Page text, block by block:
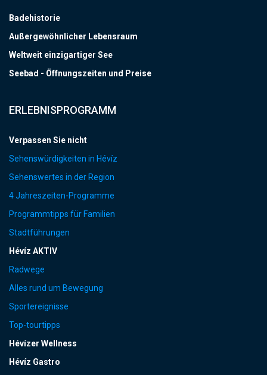
Badehistorie
Außergewöhnlicher Lebensraum
Weltweit einzigartiger See
Seebad - Öffnungszeiten und Preise
ERLEBNISPROGRAMM
Verpassen Sie nicht
Sehenswürdigkeiten in Hévíz
Sehenswertes in der Region
4 Jahreszeiten-Programme
Programmtipps für Familien
Stadtführungen
Hévíz AKTIV
Radwege
Alles rund um Bewegung
Sportereignisse
Top-tourtipps
Hévízer Wellness
Hévíz Gastro